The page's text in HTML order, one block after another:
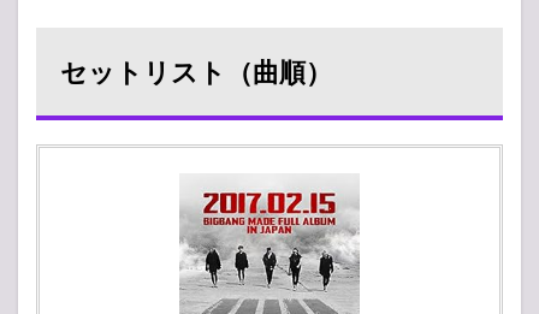
セットリスト（曲順）